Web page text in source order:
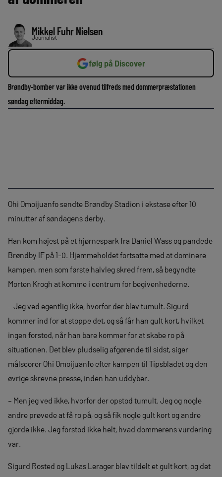
Mikkel Fuhr Nielsen
Journalist
følg på Discover
Brøndby-bomber var ikke ovenud tilfreds med dommerpræstationen
søndag eftermiddag.
Ohi Omoijuanfo sendte Brøndby Stadion i ekstase efter 10
minutter af søndagens derby.
Han kom højest på et hjørnespark fra Daniel Wass og pandede
Brøndby IF på 1-0. Hjemmeholdet fortsatte med at dominere
kampen, men som første halvleg skred frem, så begyndte
Morten Krogh at komme i centrum for begivenhederne.
– Jeg ved egentlig ikke, hvorfor der blev tumult. Sigurd
kommer ind for at stoppe det, og så får han gult kort, hvilket
ingen forstod, når han bare kommer for at skabe ro på
situationen. Det blev pludselig afgørende til sidst, siger
målscorer Ohi Omoijuanfo efter kampen til Tipsbladet og den
øvrige skrevne presse, inden han uddyber.
– Men jeg ved ikke, hvorfor der opstod tumult. Jeg og nogle
andre prøvede at få ro på, og så fik nogle gult kort og andre
gjorde ikke. Jeg forstod ikke helt, hvad dommerens vurdering
var.
Sigurd Rosted og Lukas Lerager blev tildelt et gult kort, og det